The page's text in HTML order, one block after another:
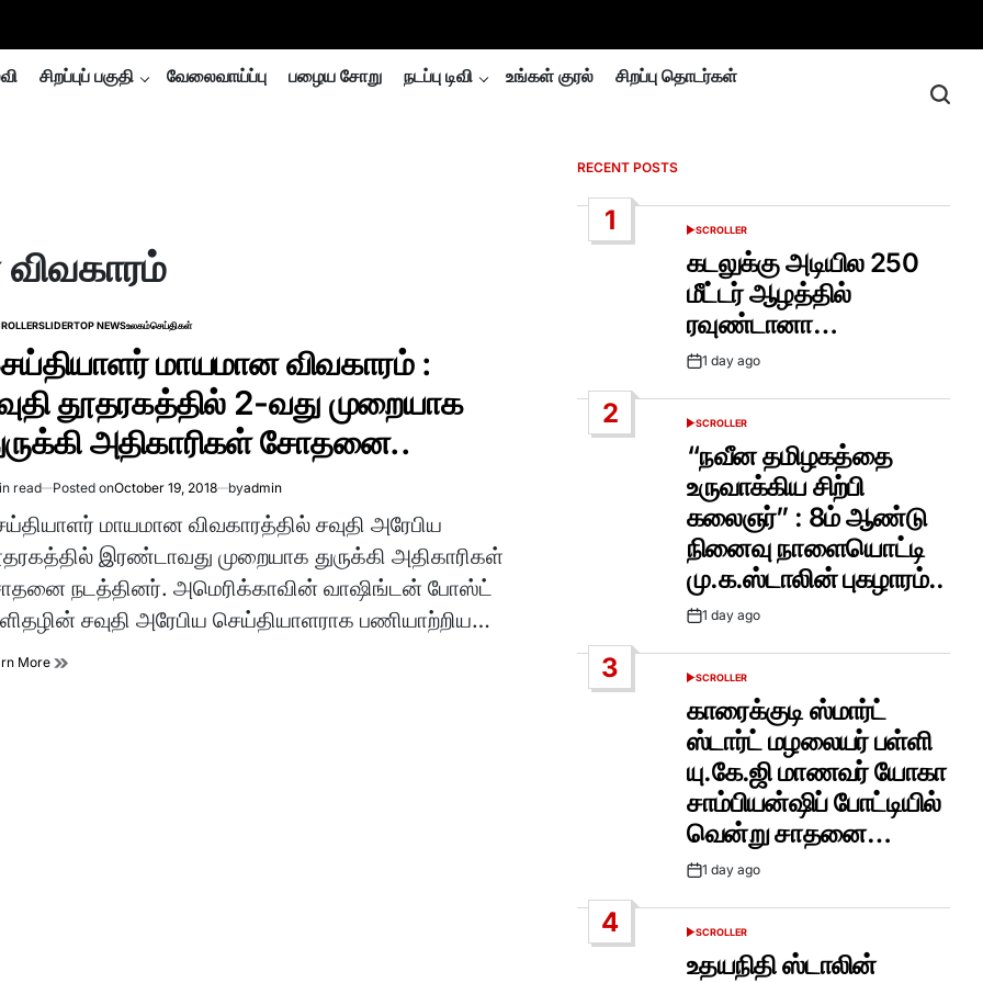
சிறப்புப் பகுதி வேலைவாய்ப்பு பழைய சோறு நடப்பு டிவி உங்கள் குரல் சிறப்பு தொடர்கள்
SLIDERTOP NEWSஉலகம்செய்திகள்
மாயமான விவகாரம் :
தூதரகத்தில் 2-வது முறையாக
அதிகாரிகள் சோதனை..
read Posted onOctober 19, 2018 byadmin
மாயமான விவகாரத்தில் சவுதி அரேபிய
இரண்டாவது முறையாக துருக்கி அதிகாரிகள்
நடத்தினர். அமெரிக்காவின் வாஷிங்டன் போஸ்ட்
சவுதி அரேபிய செய்தியாளராக பணியாற்றிய…
More
RECENT POSTS
1
POSTED
SCROLLER
கடலுக்கு அடியில 250
மீட்டர் ஆழத்தில்
ரவுண்டானா…
Post1 day ago
2
POSTED
SCROLLER
“நவீன தமிழகத்தை
உருவாக்கிய சிற்பி
கலைஞர்” : 8ம் ஆண்டு
நினைவு நாளையொட்டி
மு.க.ஸ்டாலின் புகழாரம்..
Post1 day ago
3
POSTED
SCROLLER
காரைக்குடி ஸ்மார்ட்
ஸ்டார்ட் மழலையர் பள்ளி
யு.கே.ஜி மாணவர் யோகா
சாம்பியன்ஷிப் போட்டியில்
வென்று சாதனை…
Post1 day ago
4
POSTED
SCROLLER
உதயநிதி ஸ்டாலின்